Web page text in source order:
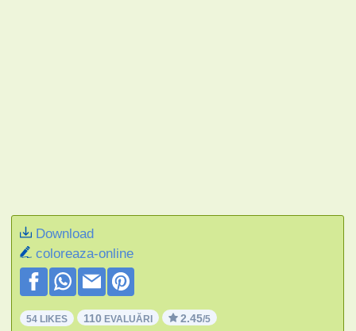
Download
coloreaza-online
54 LIKES 110 EVALUĂRI 2.45/5